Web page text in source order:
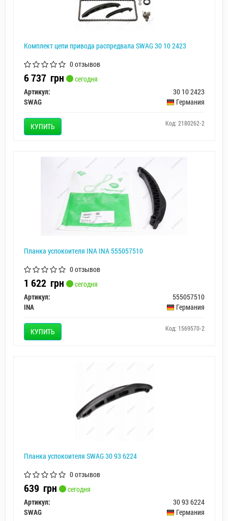
Комплект цепи привода распредвала SWAG 30 10 2423
0 отзывов
6 737 грн
сегодня
Артикул:
30 10 2423
SWAG
Германия
КУПИТЬ Код: 2180262-2
Планка успокоителя INA INA 555057510
0 отзывов
1 622 грн
сегодня
Артикул:
555057510
INA
Германия
КУПИТЬ Код: 1569570-2
Планка успокоителя SWAG 30 93 6224
0 отзывов
639 грн
сегодня
Артикул:
30 93 6224
SWAG
Германия